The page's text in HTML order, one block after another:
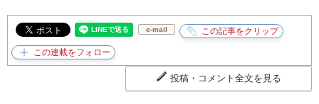
e-mail
投稿・コメント全文を見る